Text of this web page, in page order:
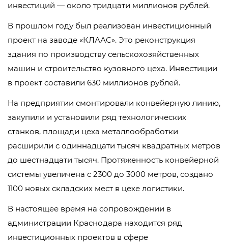
инвестиций — около тридцати миллионов рублей.
В прошлом году был реализован инвестиционный
проект на заводе «КЛААС». Это реконструкция
здания по производству сельскохозяйственных
машин и строительство кузовного цеха. Инвестиции
в проект составили 630 миллионов рублей.
На предприятии смонтировали конвейерную линию,
закупили и установили ряд технологических
станков, площади цеха металлообработки
расширили с одиннадцати тысяч квадратных метров
до шестнадцати тысяч. Протяженность конвейерной
системы увеличена с 2300 до 3000 метров, создано
1100 новых складских мест в цехе логистики.
В настоящее время на сопровождении в
администрации Краснодара находится ряд
инвестиционных проектов в сфере